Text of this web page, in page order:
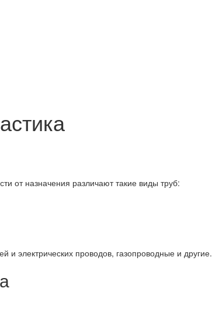
от назначения различают такие виды труб:
и электрических проводов, газопроводные и другие.